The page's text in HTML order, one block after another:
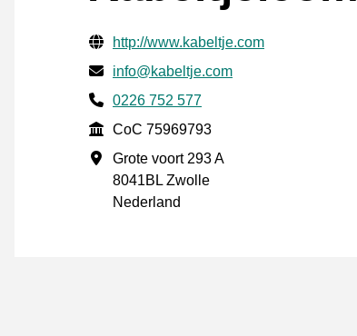
Verifisert kontaktinformasjon
Website URL
http://www.kabeltje.com
E-post
info@kabeltje.com
Phone number
0226 752 577
CoC
CoC 75969793
Forretningsadresse
Grote voort 293 A
8041BL Zwolle
Nederland